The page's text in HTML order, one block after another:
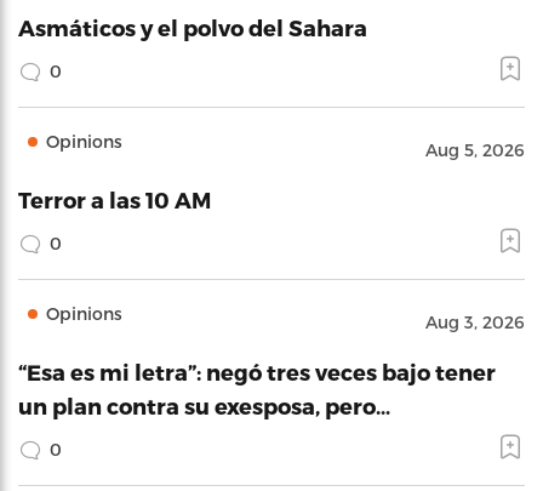
Asmáticos y el polvo del Sahara
0
Opinions Aug 5, 2026
Terror a las 10 AM
0
Opinions Aug 3, 2026
“Esa es mi letra”: negó tres veces bajo tener
un plan contra su exesposa, pero…
0